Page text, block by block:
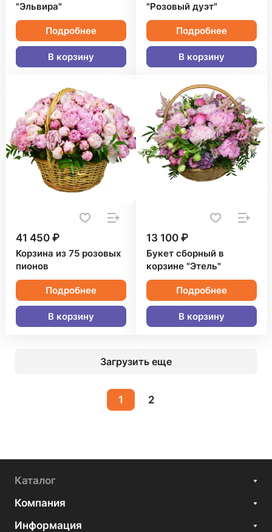
"Эльвира"
Подробнее
В корзину
"Розовый дуэт"
Подробнее
В корзину
41 450 ₽
Корзина из 75 розовых
пионов
Подробнее
В корзину
13 100 ₽
Букет сборный в
корзине "Этель"
Подробнее
В корзину
Загрузить еще
1 2
Каталог
Компания
Информация